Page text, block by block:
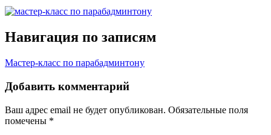
Навигация по записям
Мастер-класс по парабадминтону
Добавить комментарий
Ваш адрес email не будет опубликован. Обязательные поля
помечены *